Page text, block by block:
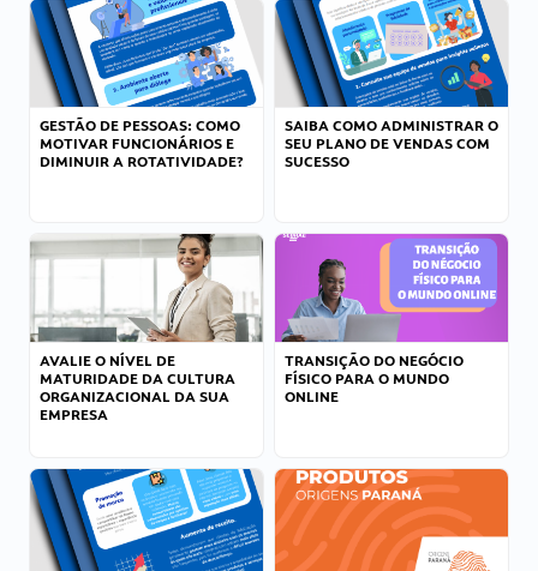
GESTÃO DE PESSOAS: COMO
MOTIVAR FUNCIONÁRIOS E
DIMINUIR A ROTATIVIDADE?
SAIBA COMO ADMINISTRAR O
SEU PLANO DE VENDAS COM
SUCESSO
AVALIE O NÍVEL DE
MATURIDADE DA CULTURA
ORGANIZACIONAL DA SUA
EMPRESA
TRANSIÇÃO DO NEGÓCIO
FÍSICO PARA O MUNDO
ONLINE